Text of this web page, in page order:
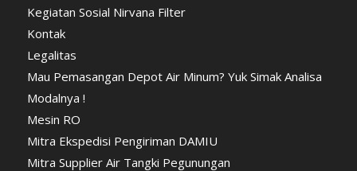
Kegiatan Sosial Nirvana Filter
Kontak
Legalitas
Mau Pemasangan Depot Air Minum? Yuk Simak Analisa
Modalnya !
Mesin RO
Mitra Ekspedisi Pengiriman DAMIU
Mitra Supplier Air Tangki Pegunungan